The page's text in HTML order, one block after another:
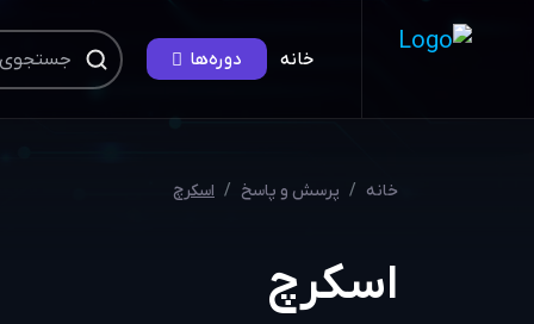
خانه دوره‌ها
خانه پرسش و پاسخ اسکرچ
اسکرچ